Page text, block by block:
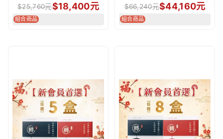
$25,760元$18,400元
組合商品
$66,240元$44,160元
組合商品